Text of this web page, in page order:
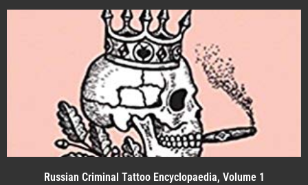
Russian Criminal Tattoo Encyclopaedia, Volume 1